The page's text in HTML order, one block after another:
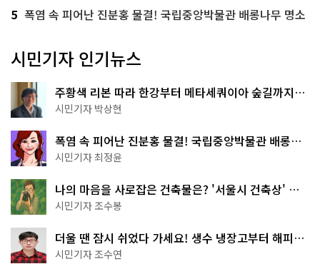
5 폭염 속 피어난 진분홍 물결! 국립중앙박물관 배롱나무 명소
시민기자 인기뉴스
주황색 리본 따라 한강부터 메타세쿼이아 숲길까지…
서울둘레길 15코스
시민기자 박상현
폭염 속 피어난 진분홍 물결! 국립중앙박물관 배롱나
무 명소
시민기자 최정윤
나의 마음을 사로잡은 건축물은? '서울시 건축상' 수
상작 공개!
시민기자 조수봉
더울 땐 잠시 쉬었다 가세요! 생수 냉장고부터 해피소
·무더위쉼터까지
시민기자 조수연